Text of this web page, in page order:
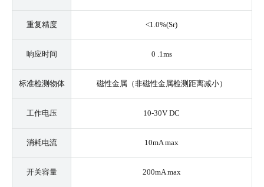
重复精度 <1.0%(Sr)
响应时间 0 .1ms
标准检测物体 磁性金属（非磁性金属检测距离减小）
工作电压 10-30V DC
消耗电流 10mA max
开关容量 200mA max